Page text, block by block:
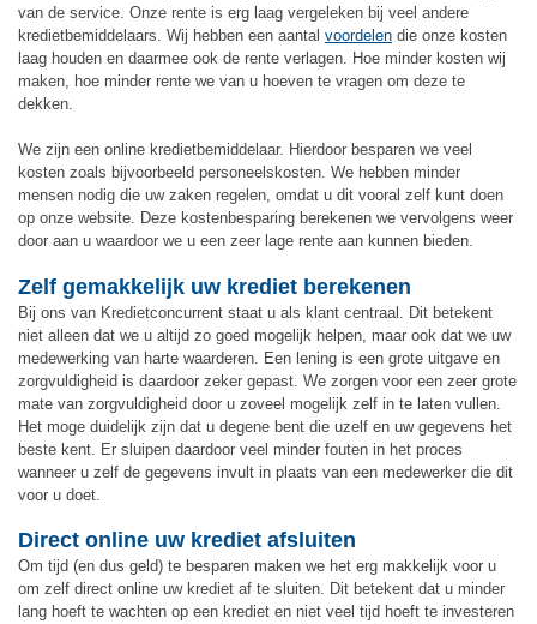
van de service. Onze rente is erg laag vergeleken bij veel andere
kredietbemiddelaars. Wij hebben een aantal voordelen die onze kosten
laag houden en daarmee ook de rente verlagen. Hoe minder kosten wij
maken, hoe minder rente we van u hoeven te vragen om deze te
dekken.
We zijn een online kredietbemiddelaar. Hierdoor besparen we veel
kosten zoals bijvoorbeeld personeelskosten. We hebben minder
mensen nodig die uw zaken regelen, omdat u dit vooral zelf kunt doen
op onze website. Deze kostenbesparing berekenen we vervolgens weer
door aan u waardoor we u een zeer lage rente aan kunnen bieden.
Zelf gemakkelijk uw krediet berekenen
Bij ons van Kredietconcurrent staat u als klant centraal. Dit betekent
niet alleen dat we u altijd zo goed mogelijk helpen, maar ook dat we uw
medewerking van harte waarderen. Een lening is een grote uitgave en
zorgvuldigheid is daardoor zeker gepast. We zorgen voor een zeer grote
mate van zorgvuldigheid door u zoveel mogelijk zelf in te laten vullen.
Het moge duidelijk zijn dat u degene bent die uzelf en uw gegevens het
beste kent. Er sluipen daardoor veel minder fouten in het proces
wanneer u zelf de gegevens invult in plaats van een medewerker die dit
voor u doet.
Direct online uw krediet afsluiten
Om tijd (en dus geld) te besparen maken we het erg makkelijk voor u
om zelf direct online uw krediet af te sluiten. Dit betekent dat u minder
lang hoeft te wachten op een krediet en niet veel tijd hoeft te investeren